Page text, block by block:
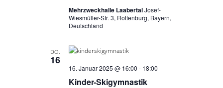
a
a
Mehrzweckhalle LaabertalJosef-
Wiesmüller-Str. 3, Rottenburg, Bayern,
Deutschland
DO.
16
Kinder-Skigymnastik
16. Januar 2025 @ 16:00 - 18:00